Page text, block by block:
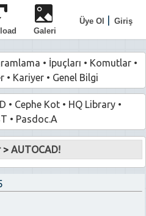
Üye Ol
Giriş
Galeri
• İpuçları • Komutlar •
• Kariyer • Genel Bilgi
• Cephe Kot• HQ Library•
• Pasdoc.A
>AUTOCAD!